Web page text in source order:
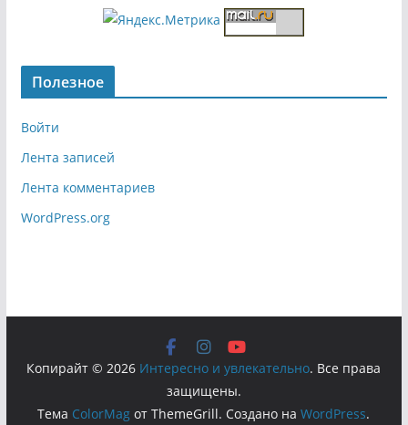
Полезное
Войти
Лента записей
Лента комментариев
WordPress.org
Копирайт © 2026 Интересно и увлекательно. Все права
защищены.
Тема ColorMag от ThemeGrill. Создано наWordPress.